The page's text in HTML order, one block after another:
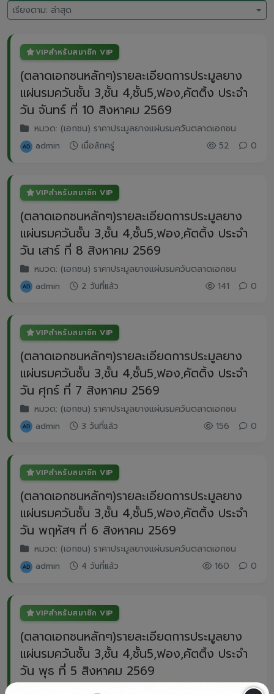
เรียงตาม: ล่าสุด
VIPสำหรับสมาชิก VIP
(ตลาดเอกชนหลักๆ)รายละเอียดการประมูลยาง
แผ่นรมควันชั้น 3,ชั้น 4,ชั้น5,ฟอง,คัตติ้ง ประจำ
วัน จันทร์ ที่ 10 สิงหาคม 2569
หมวด: (เอกชน) ราคาประมูลยางแผ่นรมควันตลาดเอกชน
admin
เมื่อสักครู่ 52 0
VIPสำหรับสมาชิก VIP
(ตลาดเอกชนหลักๆ)รายละเอียดการประมูลยาง
แผ่นรมควันชั้น 3,ชั้น 4,ชั้น5,ฟอง,คัตติ้ง ประจำ
วัน เสาร์ ที่ 8 สิงหาคม 2569
หมวด: (เอกชน) ราคาประมูลยางแผ่นรมควันตลาดเอกชน
admin
2 วันที่แล้ว 141 0
VIPสำหรับสมาชิก VIP
(ตลาดเอกชนหลักๆ)รายละเอียดการประมูลยาง
แผ่นรมควันชั้น 3,ชั้น 4,ชั้น5,ฟอง,คัตติ้ง ประจำ
วัน ศุกร์ ที่ 7 สิงหาคม 2569
หมวด: (เอกชน) ราคาประมูลยางแผ่นรมควันตลาดเอกชน
admin
3 วันที่แล้ว 156 0
VIPสำหรับสมาชิก VIP
(ตลาดเอกชนหลักๆ)รายละเอียดการประมูลยาง
แผ่นรมควันชั้น 3,ชั้น 4,ชั้น5,ฟอง,คัตติ้ง ประจำ
วัน พฤหัสฯ ที่ 6 สิงหาคม 2569
หมวด: (เอกชน) ราคาประมูลยางแผ่นรมควันตลาดเอกชน
admin
4 วันที่แล้ว 160 0
VIPสำหรับสมาชิก VIP
(ตลาดเอกชนหลักๆ)รายละเอียดการประมูลยาง
แผ่นรมควันชั้น 3,ชั้น 4,ชั้น5,ฟอง,คัตติ้ง ประจำ
วัน พุธ ที่ 5 สิงหาคม 2569